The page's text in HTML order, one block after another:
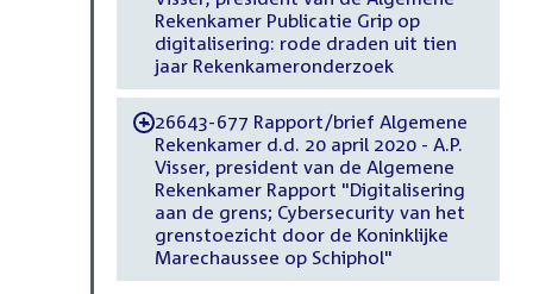
Rekenkamer Publicatie Grip op
digitalisering: rode draden uit tien
jaar Rekenkameronderzoek
-26643-677 Rapport/brief Algemene
Rekenkamer d.d. 20 april 2020 - A.P.
Visser, president van de Algemene
Rekenkamer Rapport "Digitalisering
aan de grens; Cybersecurity van het
grenstoezicht door de Koninklijke
Marechaussee op Schiphol"